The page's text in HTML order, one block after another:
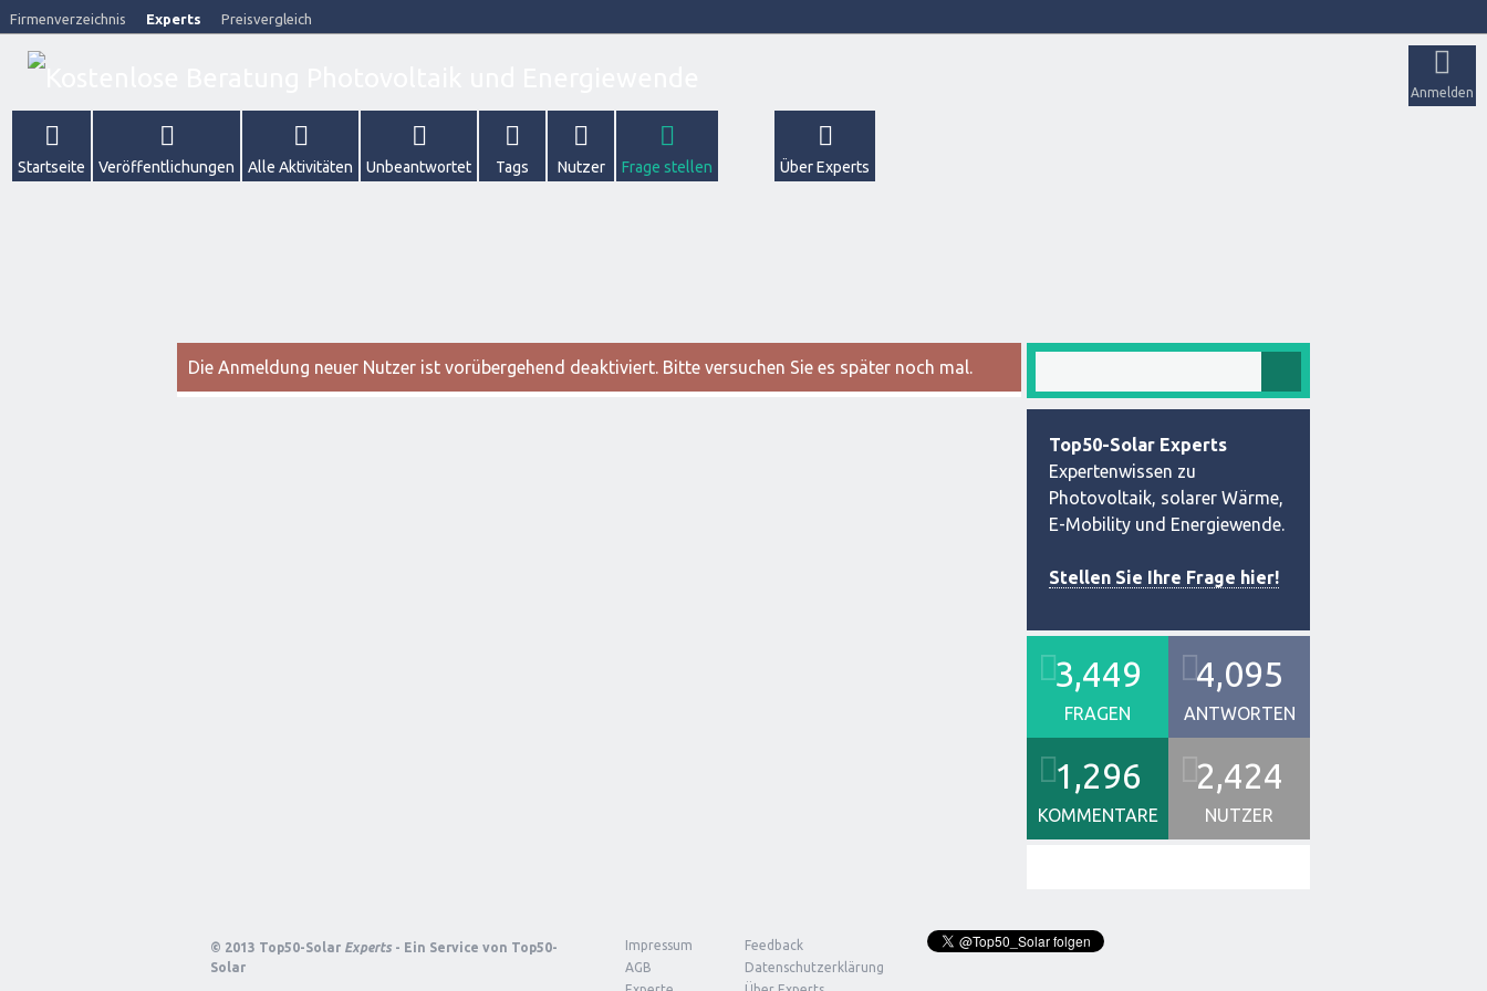
Firmenverzeichnis Experts Preisvergleich
Anmelden
Startseite Veröffentlichungen Alle Aktivitäten Unbeantwortet Tags Nutzer Frage stellen Über Experts
Die Anmeldung neuer Nutzer ist vorübergehend deaktiviert. Bitte versuchen Sie es später noch mal.
Top50-Solar Experts
Expertenwissen zu
Photovoltaik, solarer Wärme,
E-Mobility und Energiewende.
Stellen Sie Ihre Frage hier!
3,449
FRAGEN
4,095
ANTWORTEN
1,296
KOMMENTARE
2,424
NUTZER
© 2013 Top50-Solar Experts - Ein Service von Top50-
Solar
Impressum
Feedback
AGB
Datenschutzerklärung